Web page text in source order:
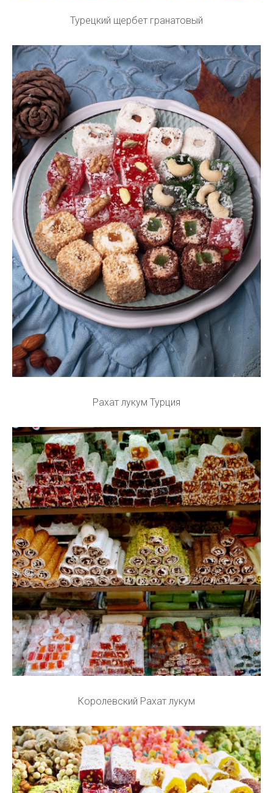
Турецкий щербет гранатовый
Рахат лукум Турция
Королевский Рахат лукум